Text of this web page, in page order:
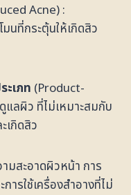
Acne) :
นที่กระตุ้นให้เกิดสิว
เภท (Product-
ลผิว ที่ไม่เหมาะสมกับ
เกิดสิว
มสะอาดผิวหน้า การ
รใช้เครื่องสำอางที่ไม่